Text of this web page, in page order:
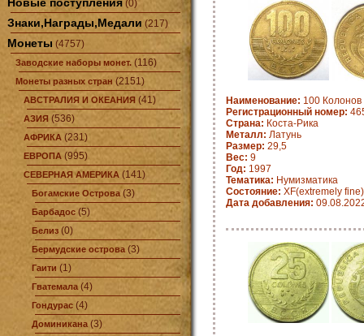
(0)
Знаки,Награды,Медали (217)
Монеты (4757)
Заводские наборы монет. (116)
Монеты разных стран (2151)
АВСТРАЛИЯ И ОКЕАНИЯ (41)
АЗИЯ (536)
АФРИКА (231)
ЕВРОПА (995)
СЕВЕРНАЯ АМЕРИКА (141)
Богамские Острова(3)
Барбадос (5)
Белиз (0)
Бермудские острова (3)
Гаити (1)
Гватемала(4)
Гондурас (4)
Доминикана(3)
Наименование: 100 Колонов
Регистрационный номер:
Страна: Коста-Рика
Металл: Латунь
Размер: 29,5
Вес: 9
Год: 1997
Тематика: Нумизматика
Состояние: XF(extremely fine)
Дата добавления: